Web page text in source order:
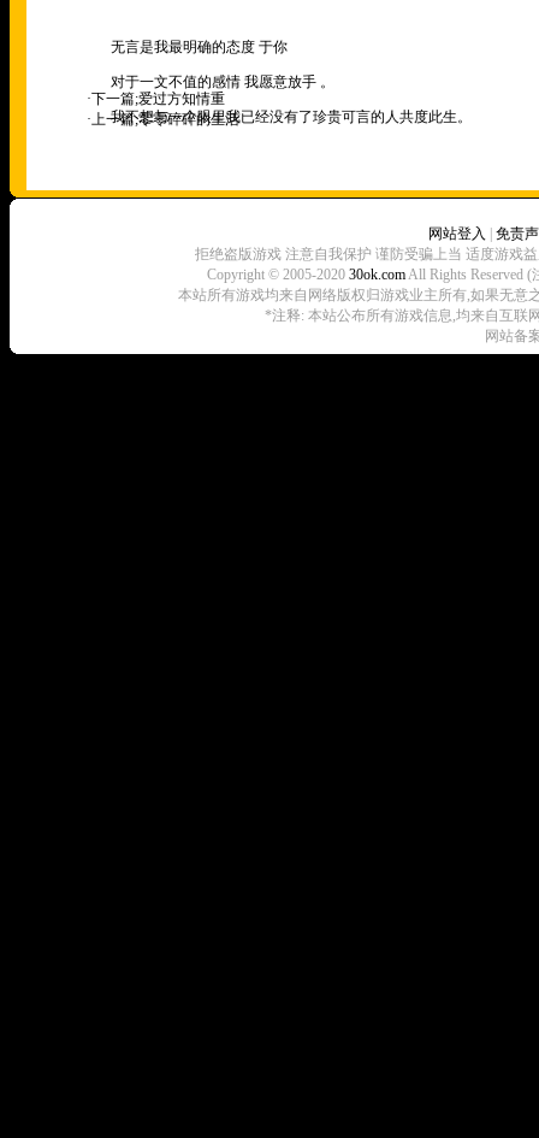
无言是我最明确的态度 于你
对于一文不值的感情 我愿意放手 。
我不想与一个眼里我已经没有了珍贵可言的人共度此生。
·下一篇;爱过方知情重
·上一篇;零零碎碎的生活
网站登入
免责
拒绝盗版游戏 注意自我保护 谨防受骗上当 适度游戏
Copyright © 2005-2020 30ok.comAll Rights Reserved
本站所有游戏均来自网络版权归游戏业主所有,如果无意
*注释: 本站公布所有游戏信息,均来自互联
网站备